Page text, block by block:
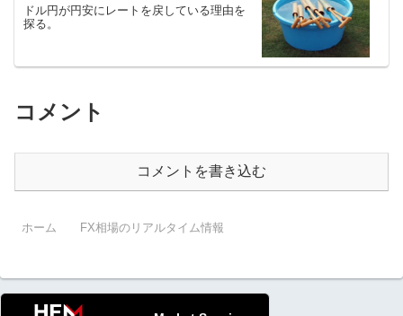
ドル円が円安にレートを戻している理由を
探る。
コメント
コメントを書き込む
ホーム FX相場のリアルタイム情報